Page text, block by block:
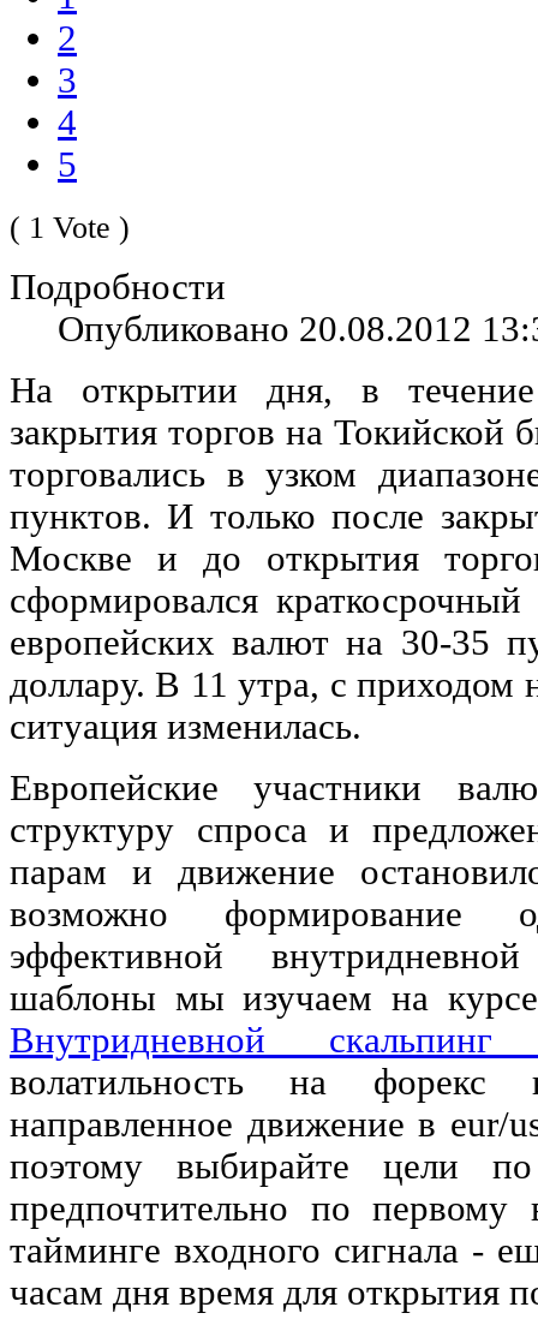
2
3
4
5
( 1 Vote )
Подробности
Опубликовано 20.08.2012
На открытии дня, в
закрытия торгов на Токийской
торговались в узком
пунктов. И только после
Москве и до открытия
сформировался
европейских валют на 30-35
доллару. В 11 утра, с приходом
ситуация изменилась.
Европейские участники
структуру спроса и
парам и движение
возможно формирование
эффективной
шаблоны мы изучаем на
Внутридневной скальпинг
волатильность на форекс
направленное движение в eur/
поэтому выбирайте цели
предпочтительно по
тайминге входного сигнала -
часам дня время для открытия